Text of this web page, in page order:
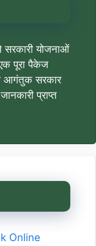
योजनाओं
पूरा पैकेज
आगंतुक सरकार
प्राप्त
Online